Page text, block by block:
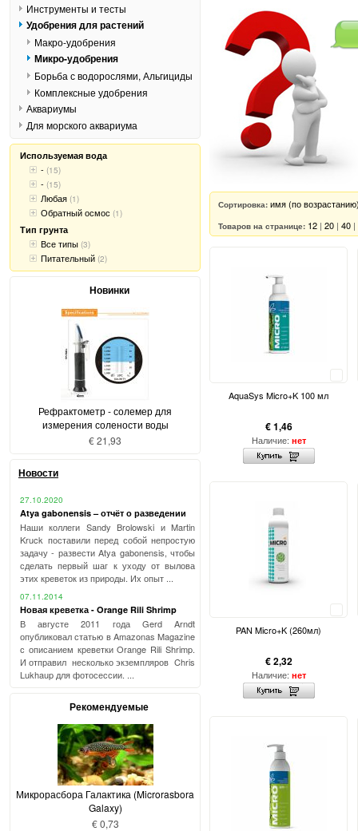
Сортировка: имя (по
Товаров на странице: 12 | 20 | 40 |
AquaSys Micro+K 100 мл
€ 1,46
Наличие: нет
PAN Micro+K (260мл)
€ 2,32
Наличие: нет
Инструменты и тесты
Удобрения для растений
Макро-удобрения
Микро-удобрения
Борьба с водорослями, Альгициды
Комплексные удобрения
Аквариумы
Для морского аквариума
Используемая вода
- (15)
- (15)
Любая (1)
Обратный осмос (1)
Тип грунта
Все типы (3)
Питательный (2)
Новинки
Рефрактометр - солемер для
измерения солености воды
€ 21,93
Новости
27.10.2020
Atya gabonensis – отчёт о разведении
Наши коллеги Sandy Brolowski и Martin
Kruck поставили перед собой непростую
задачу - развести Atya gabonensis, чтобы
сделать первый шаг к уходу от вылова
этих креветок из природы. Их опыт ...
07.11.2014
Новая креветка - Orange Rili Shrimp
В августе 2011 года Gerd Arndt
опубликовал статью в Amazonas Magazine
с описанием креветки Orange Rili Shrimp.
И отправил несколько экземпляров Chris
Lukhaup для фотосессии. ...
Рекомендуемые
Микрорасбора Галактика (Microrasbora
Galaxy)
€ 0,73